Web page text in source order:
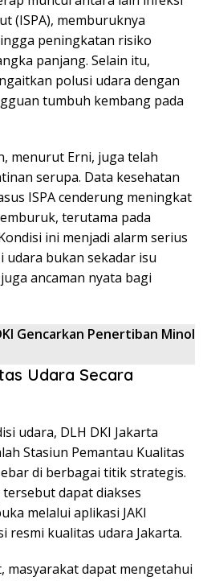
(ISPA), memburuknya
peningkatan risiko
panjang. Selain itu,
polusi udara dengan
tumbuh kembang pada
menurut Erni, juga telah
serupa. Data kesehatan
ISPA cenderung meningkat
terutama pada
ini menjadi alarm serius
udara bukan sekadar isu
ancaman nyata bagi
Gencarkan Penertiban Minol
Udara Secara
udara, DLH DKI Jakarta
Stasiun Pemantau Kualitas
di berbagai titik strategis.
dapat diakses
melalui aplikasi JAKI
resmi kualitas udara Jakarta.
masyarakat dapat mengetahui